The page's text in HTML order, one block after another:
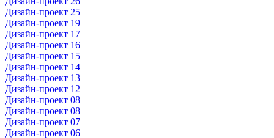
Дизайн-проект 25
Дизайн-проект 19
Дизайн-проект 17
Дизайн-проект 16
Дизайн-проект 15
Дизайн-проект 14
Дизайн-проект 13
Дизайн-проект 12
Дизайн-проект 08
Дизайн-проект 08
Дизайн-проект 07
Дизайн-проект 06